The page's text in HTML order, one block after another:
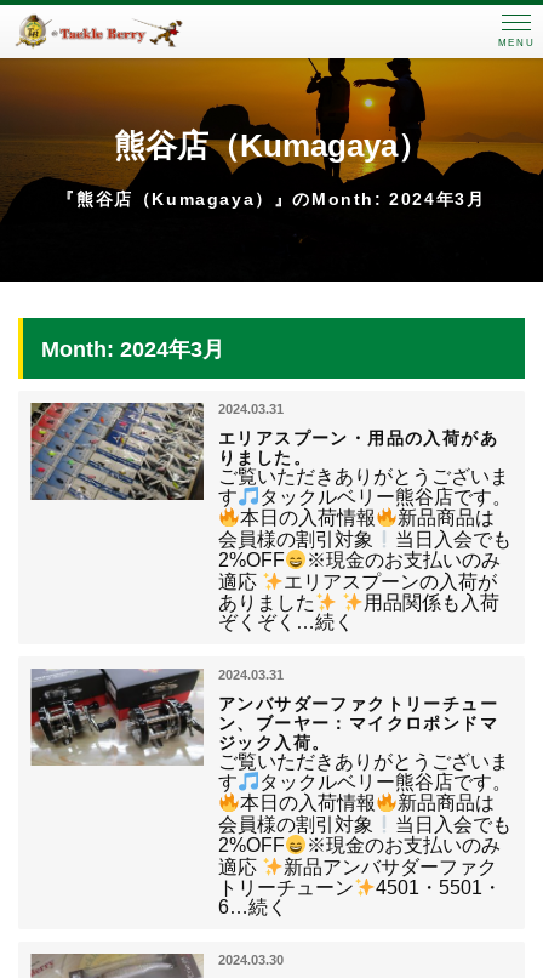
MENU
熊谷店（Kumagaya）
『熊谷店（Kumagaya）』のMonth: 2024年3月
Month: 2024年3月
2024.03.31
エリアスプーン・用品の入荷があ
りました。
ご覧いただきありがとうございま
す
タックルベリー熊谷店です。
本日の入荷情報
新品商品は
会員様の割引対象
当日入会でも
2%OFF
※現金のお支払いのみ
適応
エリアスプーンの入荷が
ありました
用品関係も入荷
ぞくぞく…続く
2024.03.31
アンバサダーファクトリーチュー
ン、ブーヤー：マイクロポンドマ
ジック入荷。
ご覧いただきありがとうございま
す
タックルベリー熊谷店です。
本日の入荷情報
新品商品は
会員様の割引対象
当日入会でも
2%OFF
※現金のお支払いのみ
適応
新品アンバサダーファク
トリーチューン
4501・5501・
6…続く
2024.03.30